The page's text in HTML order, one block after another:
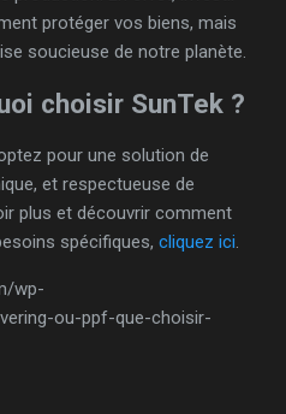
protéger vos biens, mais
soucieuse de notre planète.
choisir SunTek ?
pour une solution de
et respectueuse de
plus et découvrir comment
spécifiques, cliquez ici.
wp-
ou-ppf-que-choisir-